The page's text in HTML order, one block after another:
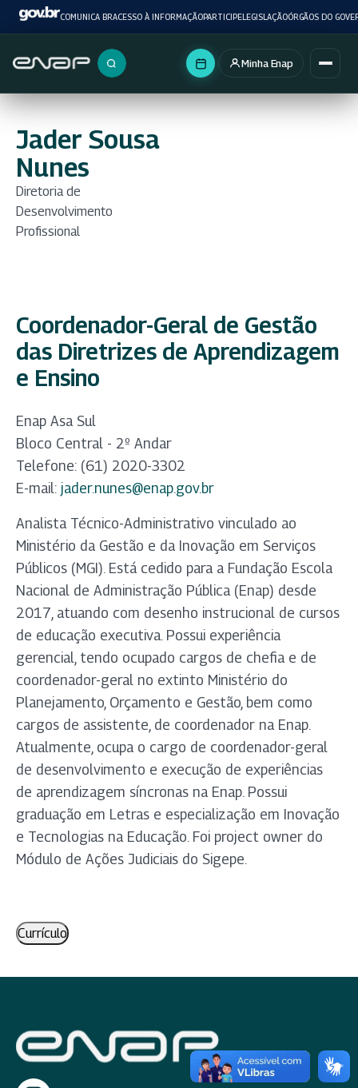
COMUNICA BRACESSO À INFORMAÇÃOPARTICIPELEGISLAÇÃOÓRGÃOS DO
Buscar no portal
Minha Enap
Jader Sousa
Nunes
Diretoria de
Desenvolvimento
Profissional
Coordenador-Geral de Gestão
das Diretrizes de Aprendizagem
e Ensino
Enap Asa Sul
Bloco Central - 2º Andar
Telefone: (61) 2020-3302
E-mail: jader.nunes@enap.gov.br
Analista Técnico-Administrativo vinculado ao
Ministério da Gestão e da Inovação em Serviços
Públicos (MGI). Está cedido para a Fundação Escola
Nacional de Administração Pública (Enap) desde
2017, atuando com desenho instrucional de cursos
de educação executiva. Possui experiência
gerencial, tendo ocupado cargos de chefia e de
coordenador-geral no extinto Ministério do
Planejamento, Orçamento e Gestão, bem como
cargos de assistente, de coordenador na Enap.
Atualmente, ocupa o cargo de coordenador-geral
de desenvolvimento e execução de experiências
de aprendizagem síncronas na Enap. Possui
graduação em Letras e especialização em Inovação
e Tecnologias na Educação. Foi project owner do
Módulo de Ações Judiciais do Sigepe.
Currículo